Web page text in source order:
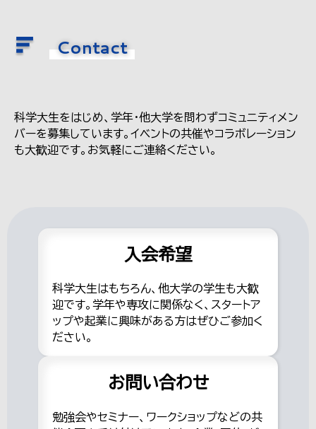
Contact
科学大生をはじめ、学年・他大学を問わずコミュニティメン
バーを募集しています。イベントの共催やコラボレーション
も大歓迎です。お気軽にご連絡ください。
入会希望
科学大生はもちろん、他大学の学生も大歓
迎です。学年や専攻に関係なく、スタートア
ップや起業に興味がある方はぜひご参加く
ださい。
お問い合わせ
勉強会やセミナー、ワークショップなどの共